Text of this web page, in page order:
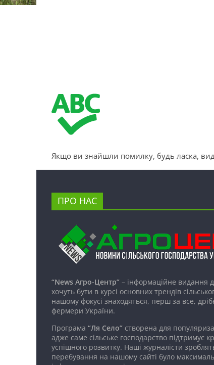
Якщо ви знайшли помилку, будь ласка,
ПРО НАС
“News Агро-Центр” – інформаційне видання
хочуть бути в курсі основних трендів
нашому фокусі знаходяться, перш за все,
фермери України.
Програма “Ля Село” створена для
адже саме сільське господарство підтримує
успішного розвитку. Наші журналісти
перебування на нашому сайті було